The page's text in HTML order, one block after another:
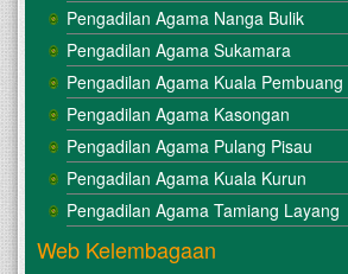
Pengadilan Agama Nanga Bulik
Pengadilan Agama Sukamara
Pengadilan Agama Kuala Pembuang
Pengadilan Agama Kasongan
Pengadilan Agama Pulang Pisau
Pengadilan Agama Kuala Kurun
Pengadilan Agama Tamiang Layang
Web Kelembagaan